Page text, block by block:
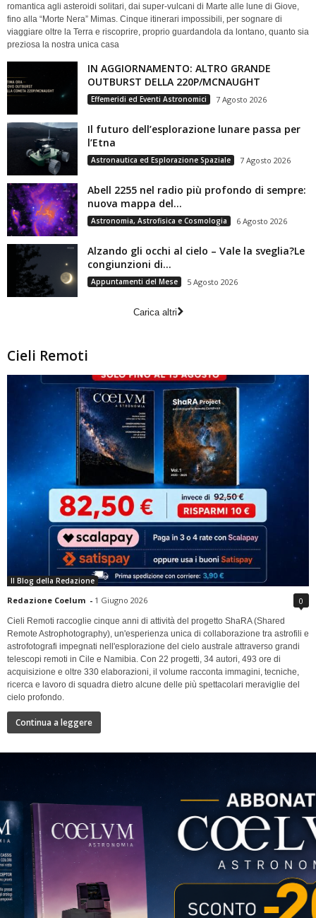
romantica agli asteroidi solitari, dai super-vulcani di Marte alle lune di Giove,
fino alla “Morte Nera” Mimas. Cinque itinerari impossibili, per sognare di
viaggiare oltre la Terra e riscoprire, proprio guardandola da lontano, quanto sia
preziosa la nostra unica casa
IN AGGIORNAMENTO: ALTRO GRANDE
OUTBURST DELLA 220P/MCNAUGHT
Effemeridi ed Eventi Astronomici 7 Agosto 2026
Il futuro dell’esplorazione lunare passa per
l’Etna
Astronautica ed Esplorazione Spaziale 7 Agosto 2026
Abell 2255 nel radio più profondo di sempre:
nuova mappa del...
Astronomia, Astrofisica e Cosmologia 6 Agosto 2026
Alzando gli occhi al cielo – Vale la sveglia?Le
congiunzioni di...
Appuntamenti del Mese 5 Agosto 2026
Carica altri
Cieli Remoti
Il Blog della Redazione
Redazione Coelum - 1 Giugno 2026 0
Cieli Remoti raccoglie cinque anni di attività del progetto ShaRA (Shared
Remote Astrophotography), un'esperienza unica di collaborazione tra astrofili e
astrofotografi impegnati nell'esplorazione del cielo australe attraverso grandi
telescopi remoti in Cile e Namibia. Con 22 progetti, 34 autori, 493 ore di
acquisizione e oltre 330 elaborazioni, il volume racconta immagini, tecniche,
ricerca e lavoro di squadra dietro alcune delle più spettacolari meraviglie del
cielo profondo.
Continua a leggere